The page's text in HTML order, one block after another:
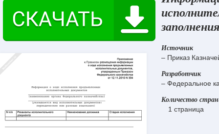
Источник
– Приказ
Разработчик
– Федеральное
Количество
1 страница